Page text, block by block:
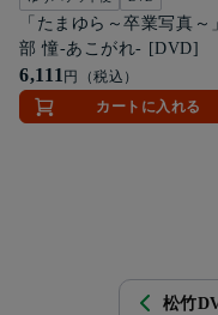
「たまゆら～卒業写真～
部 憧-あこがれ- [DVD]
6,111 円（税込）
カートに入れる
松竹